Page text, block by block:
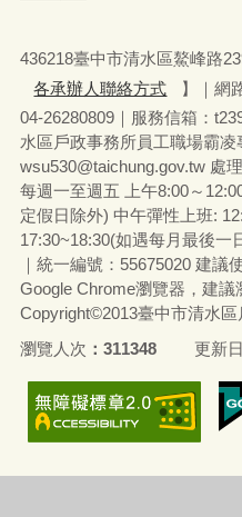
436218臺中市清水區鰲峰路
各承辦人聯絡方式
】｜網
04-26280809｜服務信箱：
水區戶政事務所員工職場霸凌
wsu530@taichung.gov.tw 處
每週一至週五 上午8:00～
定假日除外) 中午彈性上班:
17:30~18:30(如遇每月最後一
｜ 統一編號：55675020 建議
Google Chrome瀏覽器，建
Copyright©2013臺中市清水
瀏覽人次
311348 更新